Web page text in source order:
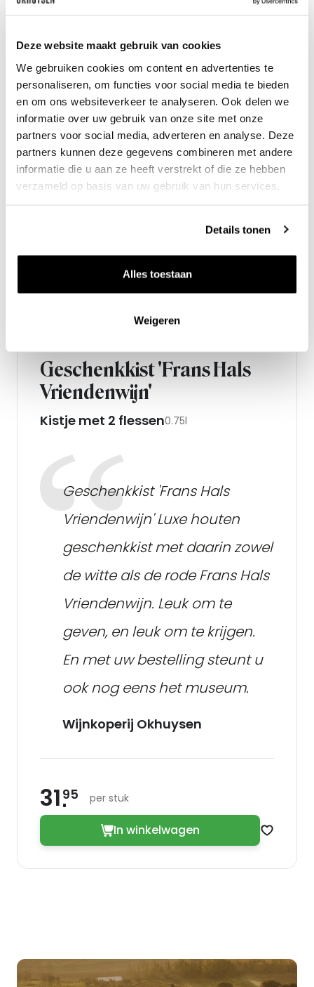
Deze website maakt gebruik van cookies
We gebruiken cookies om content en advertenties te
personaliseren, om functies voor social media te bieden
en om ons websiteverkeer te analyseren. Ook delen we
informatie over uw gebruik van onze site met onze
partners voor social media, adverteren en analyse. Deze
partners kunnen deze gegevens combineren met andere
informatie die u aan ze heeft verstrekt of die ze hebben
verzameld op basis van uw gebruik van hun services.
Details tonen
Alles toestaan
Weigeren
In winkelwagen Zet op
Geschenkkist 'Frans Hals
Vriendenwijn'
Kistje met 2 flessen0.75l
Geschenkkist 'Frans Hals
Vriendenwijn' Luxe houten
geschenkkist met daarin zowel
de witte als de rode Frans Hals
Vriendenwijn. Leuk om te
geven, en leuk om te krijgen.
En met uw bestelling steunt u
ook nog eens het museum.
Wijnkoperij Okhuysen
31 95 per stuk
In winkelwagen Zet op